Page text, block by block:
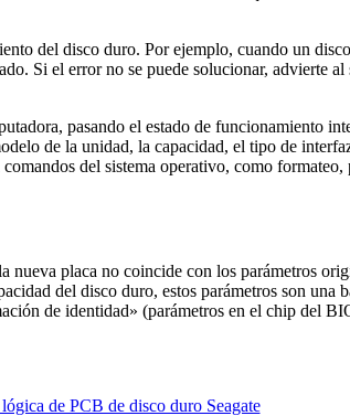
del disco duro. Por ejemplo, cuando un
Si el error no se puede solucionar, advierte
pasando el estado de funcionamiento
de la unidad, la capacidad, el tipo de
del sistema operativo, como
placa no coincide con los parámetros
del disco duro, estos parámetros son una
de identidad» (parámetros en el chip del